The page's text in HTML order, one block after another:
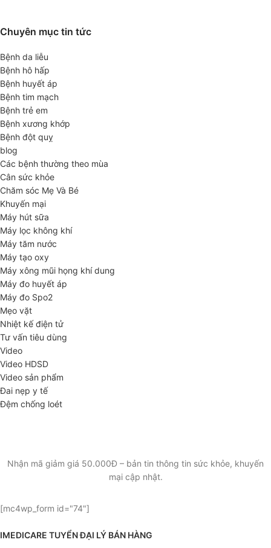
Chuyên mục tin tức
Bệnh da liễu
Bệnh hô hấp
Bệnh huyết áp
Bệnh tim mạch
Bệnh trẻ em
Bệnh xương khớp
Bệnh đột quỵ
blog
Các bệnh thường theo mùa
Cân sức khỏe
Chăm sóc Mẹ Và Bé
Khuyến mại
Máy hút sữa
Máy lọc không khí
Máy tăm nước
Máy tạo oxy
Máy xông mũi họng khí dung
Máy đo huyết áp
Máy đo Spo2
Mẹo vặt
Nhiệt kế điện tử
Tư vấn tiêu dùng
Video
Video HDSD
Video sản phẩm
Đai nẹp y tế
Đệm chống loét
Nhận mã giảm giá 50.000Đ – bản tin thông tin sức khỏe, khuyến
mại cập nhật.
[mc4wp_form id="74"]
IMEDICARE TUYỂN ĐẠI LÝ BÁN HÀNG